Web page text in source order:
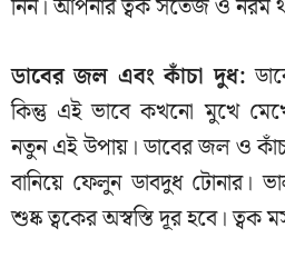
নিন। আপনার ত্বক সতেজ ও নরম
ডাবের জল এবং কাঁচা দুধ:
কিন্তু এই ভাবে কখনো মুখে
নতুন এই উপায়। ডাবের জল ও
বানিয়ে ফেলুন ডাবদুধ টোনার।
শুষ্ক ত্বকের অস্বস্তি দূর হবে। ত্বক